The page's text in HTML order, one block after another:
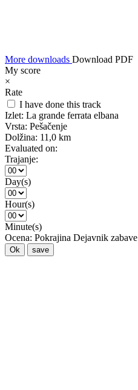
More downloads Download PDF
My score
×
Rate
I have done this track
Izlet: La grande ferrata elbana
Vrsta: Pešačenje
Dolžina: 11,0 km
Evaluated on:
Trajanje:
Day(s)
Hour(s)
Minute(s)
Ocena: Pokrajina Dejavnik zabave
Ok save